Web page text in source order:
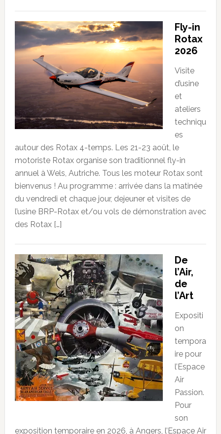
Fly-in
Rotax
2026
Visite
d’usine
et
ateliers
techniqu
es
autour des Rotax 4-temps. Les 21-23 août, le
motoriste Rotax organise son traditionnel fly-in
annuel à Wels, Autriche. Tous les moteur Rotax sont
bienvenus ! Au programme : arrivée dans la matinée
du vendredi et chaque jour, dejeuner et visites de
l’usine BRP-Rotax et/ou vols de démonstration avec
des Rotax […]
De
l’Air,
de
l’Art
Expositi
on
tempora
ire pour
l’Espace
Air
Passion.
Pour
son
exposition temporaire en 2026, à Angers, l’Espace Air